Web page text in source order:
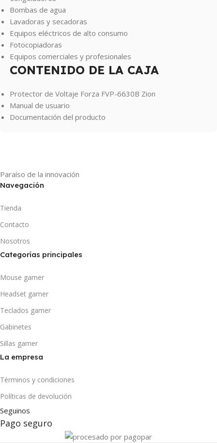
Bombas de agua
Lavadoras y secadoras
Equipos eléctricos de alto consumo
Fotocopiadoras
Equipos comerciales y profesionales
CONTENIDO DE LA CAJA
Protector de Voltaje Forza FVP-6630B Zion
Manual de usuario
Documentación del producto
Paraíso de la innovación
Navegación
Tienda
Contacto
Nosotros
Categorías principales
Mouse gamer
Headset gamer
Teclados gamer
Gabinetes
Sillas gamer
La empresa
Términos y condiciones
Políticas de devolución
Seguinos
Pago seguro